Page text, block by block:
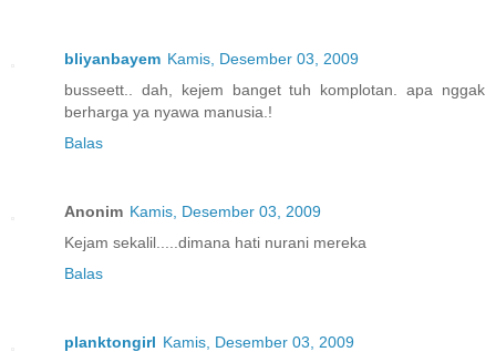
bliyanbayem Kamis, Desember 03, 2009
busseett.. dah, kejem banget tuh komplotan. apa nggak
berharga ya nyawa manusia.!
Balas
Anonim Kamis, Desember 03, 2009
Kejam sekalil.....dimana hati nurani mereka
Balas
planktongirl Kamis, Desember 03, 2009